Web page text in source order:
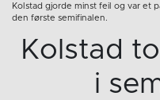
Kolstad gjorde minst feil og var et
den første semifinalen.
Kolstad
i